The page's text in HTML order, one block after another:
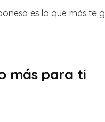
es la que más te
más para ti